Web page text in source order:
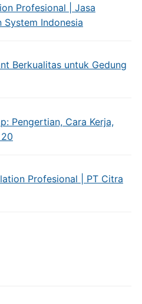
Profesional | Jasa
System Indonesia
Berkualitas untuk Gedung
Pengertian, Cara Kerja,
Profesional | PT Citra